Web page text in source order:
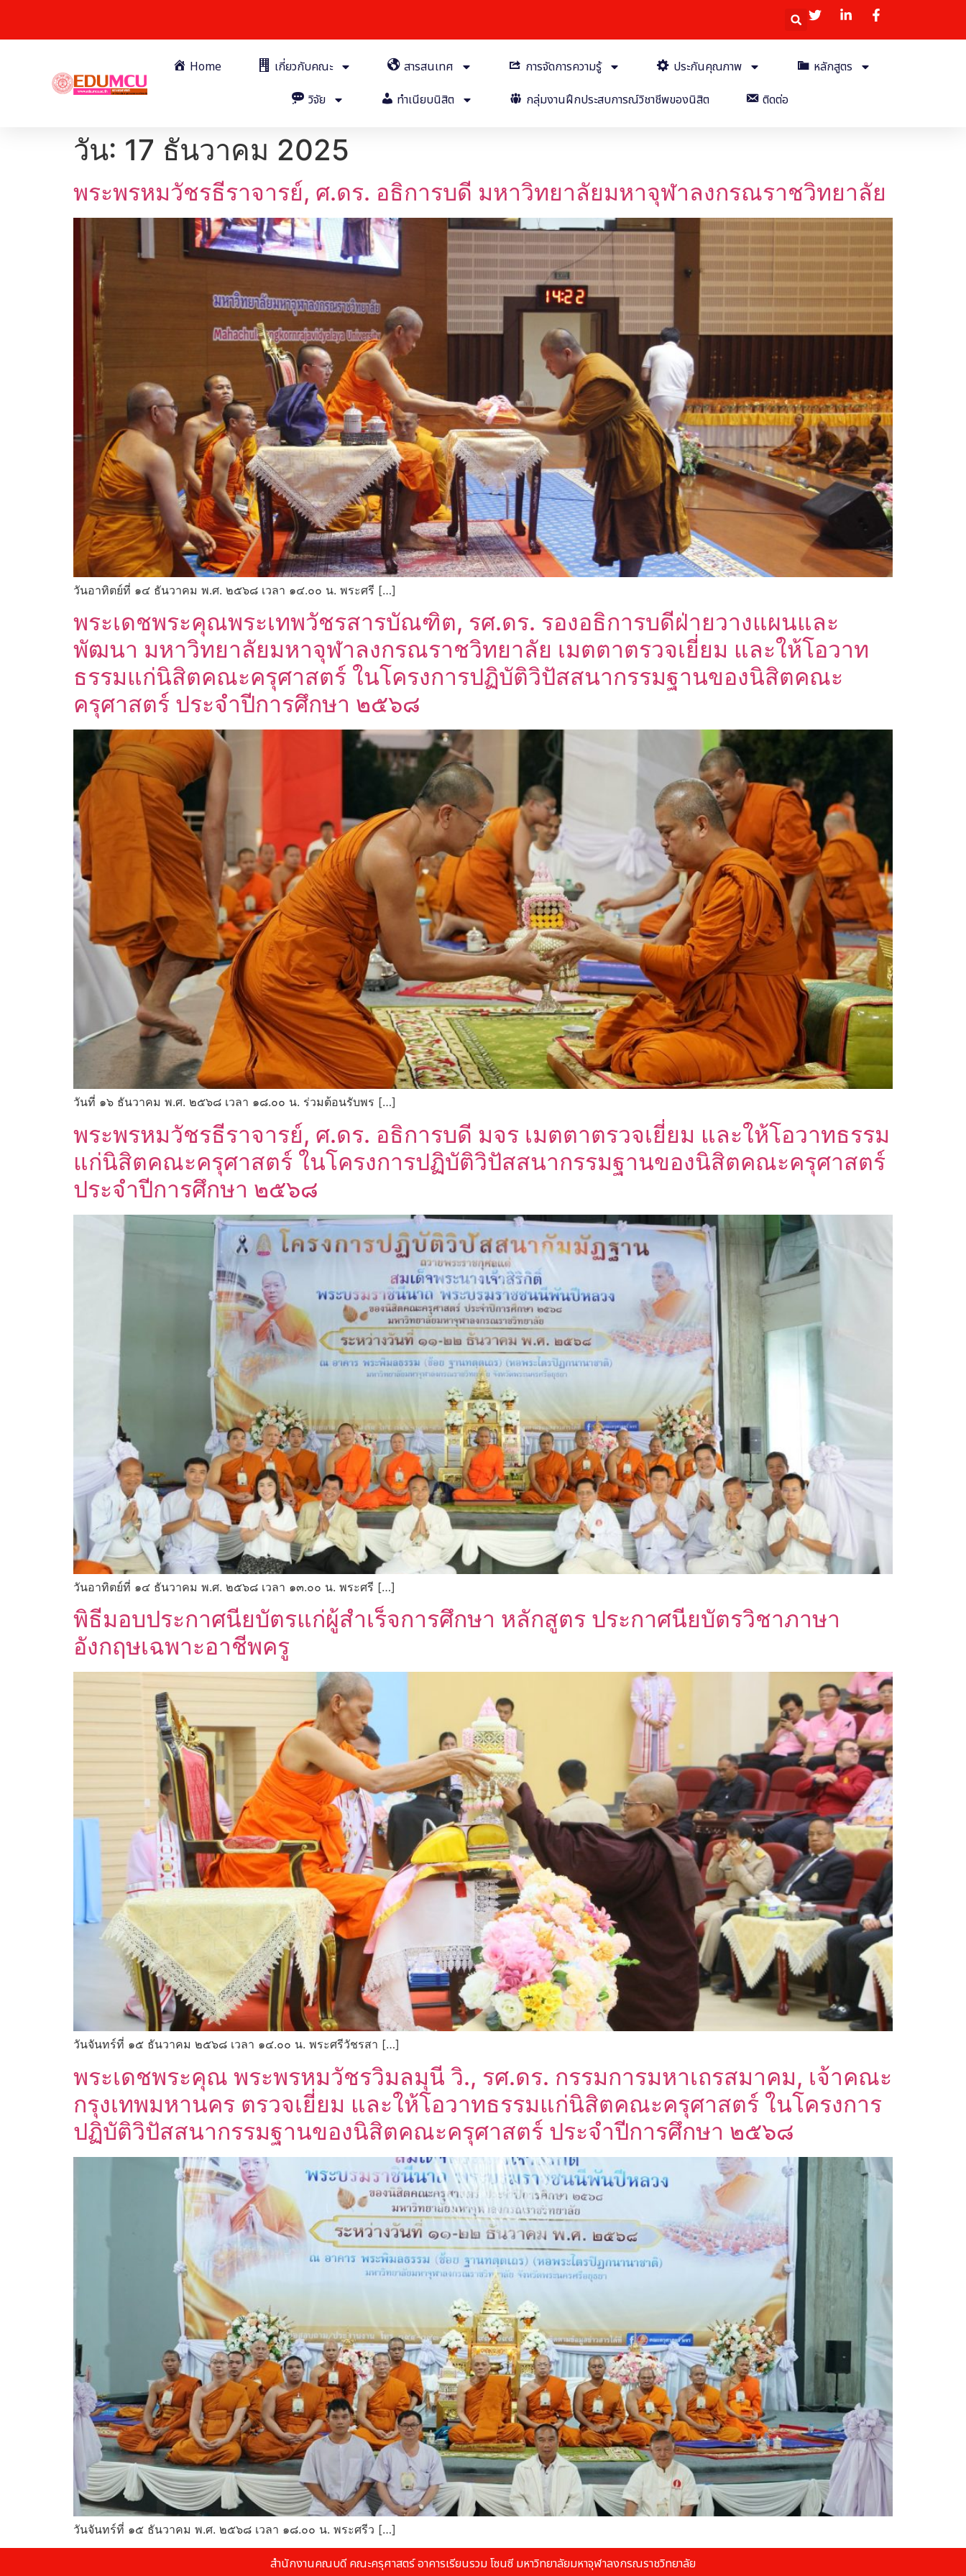
Home เกี่ยวกับคณะ สารสนเทศ การจัดการความรู้ ประกันคุณภาพ
หลักสูตร
วิจัย
ทำเนียบนิสิต กลุ่มงานฝึกประสบการณ์วิชาชีพของนิสิต ติดต่อ
วัน: 17 ธันวาคม 2025
พระพรหมวัชรธีราจารย์, ศ.ดร. อธิการบดี มหาวิทยาลัยมหาจุฬาลงกรณราชวิทยาลัย
วันอาทิตย์ที่ ๑๔ ธันวาคม พ.ศ. ๒๕๖๘ เวลา ๑๔.๐๐ น. พระศรี […]
พระเดชพระคุณพระเทพวัชรสารบัณฑิต, รศ.ดร. รองอธิการบดีฝ่ายวางแผนและ
พัฒนา มหาวิทยาลัยมหาจุฬาลงกรณราชวิทยาลัย เมตตาตรวจเยี่ยม และให้โอวาท
ธรรมแก่นิสิตคณะครุศาสตร์ ในโครงการปฏิบัติวิปัสสนากรรมฐานของนิสิตคณะ
ครุศาสตร์ ประจำปีการศึกษา ๒๕๖๘
วันที่ ๑๖ ธันวาคม พ.ศ. ๒๕๖๘ เวลา ๑๘.๐๐ น. ร่วมต้อนรับพร […]
พระพรหมวัชรธีราจารย์, ศ.ดร. อธิการบดี มจร เมตตาตรวจเยี่ยม และให้โอวาทธรรม
แก่นิสิตคณะครุศาสตร์ ในโครงการปฏิบัติวิปัสสนากรรมฐานของนิสิตคณะครุศาสตร์
ประจำปีการศึกษา ๒๕๖๘
วันอาทิตย์ที่ ๑๔ ธันวาคม พ.ศ. ๒๕๖๘ เวลา ๑๓.๐๐ น. พระศรี […]
พิธีมอบประกาศนียบัตรแก่ผู้สำเร็จการศึกษา หลักสูตร ประกาศนียบัตรวิชาภาษา
อังกฤษเฉพาะอาชีพครู
วันจันทร์ที่ ๑๕ ธันวาคม ๒๕๖๘ เวลา ๑๔.๐๐ น. พระศรีวัชรสา […]
พระเดชพระคุณ พระพรหมวัชรวิมลมุนี วิ., รศ.ดร. กรรมการมหาเถรสมาคม, เจ้าคณะ
กรุงเทพมหานคร ตรวจเยี่ยม และให้โอวาทธรรมแก่นิสิตคณะครุศาสตร์ ในโครงการ
ปฏิบัติวิปัสสนากรรมฐานของนิสิตคณะครุศาสตร์ ประจำปีการศึกษา ๒๕๖๘
วันจันทร์ที่ ๑๕ ธันวาคม พ.ศ. ๒๕๖๘ เวลา ๑๘.๐๐ น. พระศรีว […]
สำนักงานคณบดี คณะครุศาสตร์ อาคารเรียนรวม โซนซี มหาวิทยาลัยมหาจุฬาลงกรณราชวิทยาลัย